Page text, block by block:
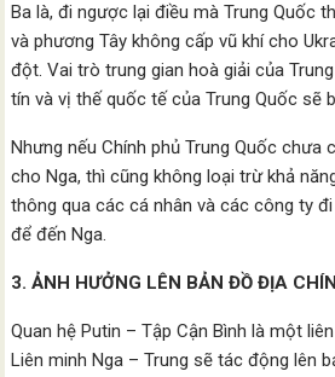
Ba là, đi ngược lại điều mà Trung Quốc
và phương Tây không cấp vũ khí cho
đột. Vai trò trung gian hoà giải của
tín và vị thế quốc tế của Trung Quốc sẽ
Nhưng nếu Chính phủ Trung Quốc chưa
cho Nga, thì cũng không loại trừ khả
thông qua các cá nhân và các công ty
để đến Nga.
3. ẢNH HƯỞNG LÊN BẢN ĐỒ ĐỊA
Quan hệ Putin – Tập Cận Bình là một
Liên minh Nga – Trung sẽ tác động lên